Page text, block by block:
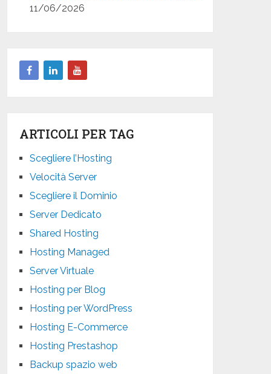
11/06/2026
ARTICOLI PER TAG
Scegliere l’Hosting
Velocità Server
Scegliere il Dominio
Server Dedicato
Shared Hosting
Hosting Managed
Server Virtuale
Hosting per Blog
Hosting per WordPress
Hosting E-Commerce
Hosting Prestashop
Backup spazio web